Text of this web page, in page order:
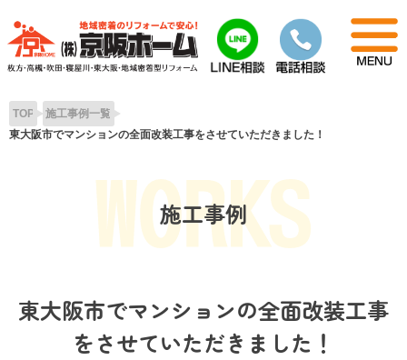
content
TOP
施工事例一覧
東大阪市でマンションの全面改装工事をさせていただきました！
施工事例
東大阪市でマンションの全面改装工事
をさせていただきました！